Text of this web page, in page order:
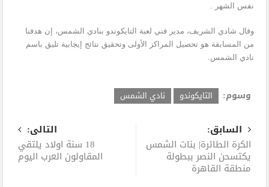
نفس الشهر .
وقال شادي الشريف، مدير فني لعبة التايكوندو بنادي الشمس، إن هدفنا
من المسابقة هو تحصيل المراكز الأولى وتحقيق نتائج إيجابية تليق باسم
نادي الشمس.
وسوم: التايكوندو نادي الشمس
السابق:
الكرة الطائرة| بنات الشمس
يكتسحن النصر ببطولة
منطقة القاهرة
التالى:
18 سنة اولاد يلتقي
المقاولون العرب اليوم